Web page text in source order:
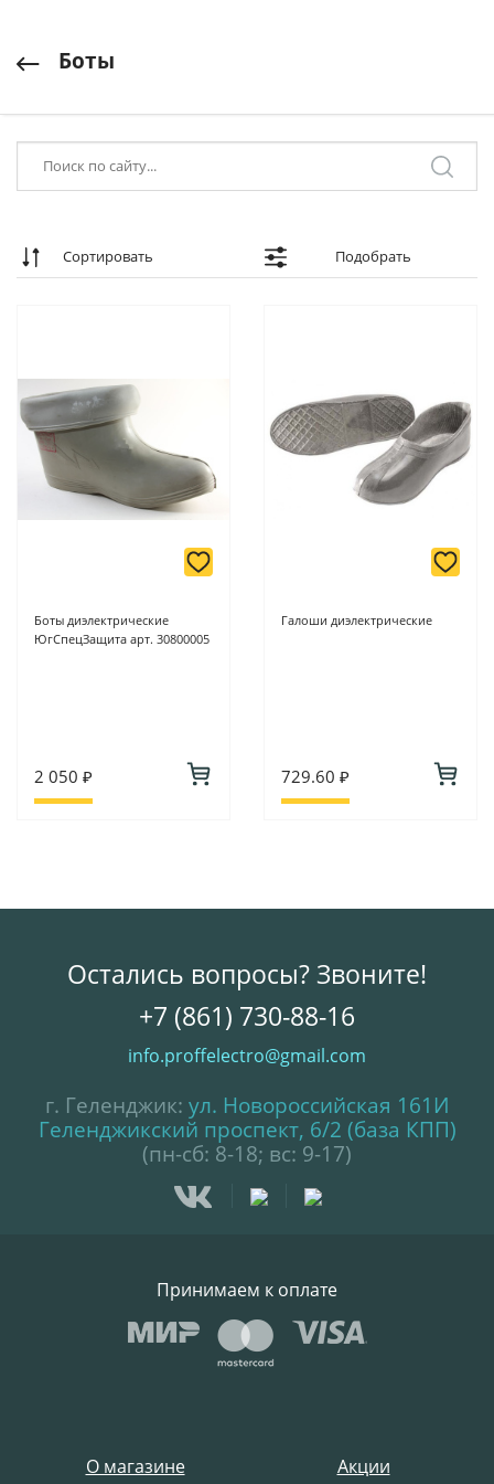
Боты
Сортировать Подобрать
Боты диэлектрические
ЮгСпецЗащита арт. 30800005
2 050 ₽
Галоши диэлектрические
729.60 ₽
О магазине
Акции
Остались вопросы? Звоните!
+7 (861) 730-88-16
info.proffelectro@gmail.com
г. Геленджик: ул. Новороссийская 161И
Геленджикский проспект, 6/2 (база КПП)
(пн-сб: 8-18; вс: 9-17)
Принимаем к оплате